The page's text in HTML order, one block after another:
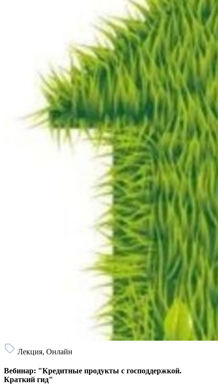
Лекция, Онлайн
Вебинар: "Кредитные продукты с господдержкой.
Краткий гид"